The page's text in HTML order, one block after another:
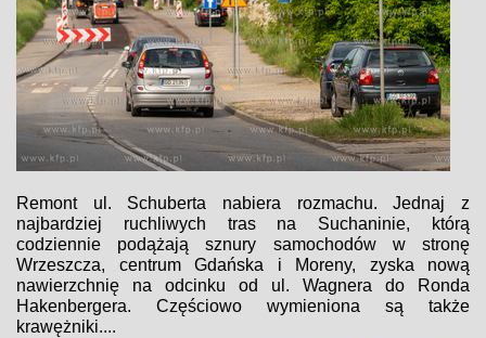
Remont ul. Schuberta nabiera rozmachu. Jednaj z
najbardziej ruchliwych tras na Suchaninie, którą
codziennie podążają sznury samochodów w stronę
Wrzeszcza, centrum Gdańska i Moreny, zyska nową
nawierzchnię na odcinku od ul. Wagnera do Ronda
Hakenbergera. Częściowo wymieniona są także
krawężniki....